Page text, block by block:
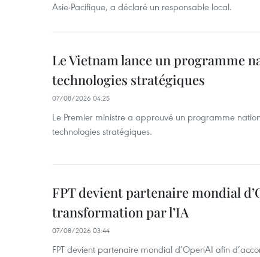
Asie-Pacifique, a déclaré un responsable local.
Le Vietnam lance un programme
technologies stratégiques
07/08/2026 04:25
Le Premier ministre a approuvé un programme
technologies stratégiques.
FPT devient partenaire mondial
transformation par l’IA
07/08/2026 03:44
FPT devient partenaire mondial d’OpenAI afin